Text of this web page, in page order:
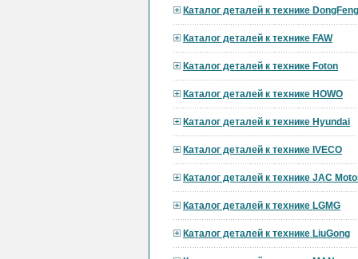
Каталог деталей к технике DongFeng
Каталог деталей к технике FAW
Каталог деталей к технике Foton
Каталог деталей к технике HOWO
Каталог деталей к технике Hyundai
Каталог деталей к технике IVECO
Каталог деталей к технике JAC
Каталог деталей к технике LGMG
Каталог деталей к технике LiuGong